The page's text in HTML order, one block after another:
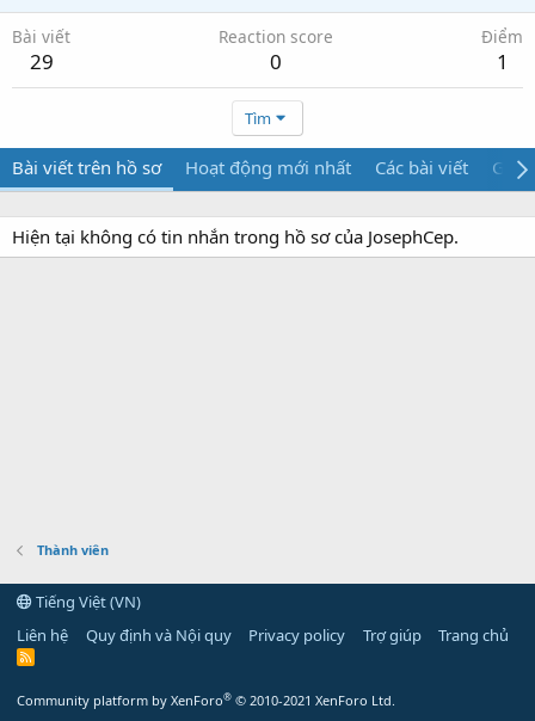
Bài viết
29
Reaction score
0
Điểm
1
Tìm
Bài viết trên hồ sơ Hoạt động mới nhất Các bài viết Giới
Hiện tại không có tin nhắn trong hồ sơ của JosephCep.
Thành viên
Tiếng Việt (VN)
Liên hệ
Quy định và Nội quy Privacy policy Trợ giúp Trang chủ
R
Community platform by XenForo® © 2010-2021 XenForo Ltd.